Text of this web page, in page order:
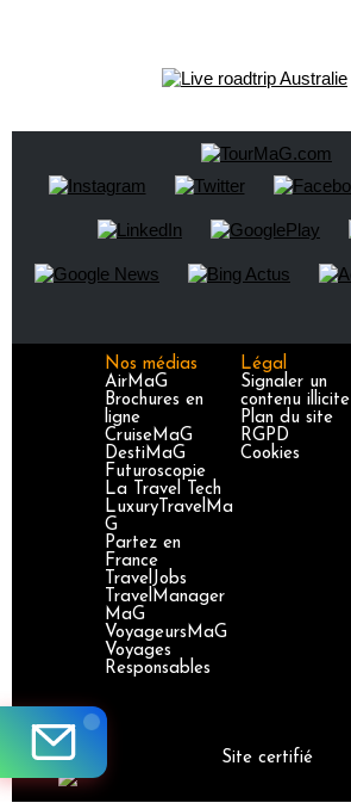
Nos médias
AirMaG
Brochures en
ligne
CruiseMaG
DestiMaG
Futuroscopie
La Travel Tech
LuxuryTravelMa
G
Partez en
France
TravelJobs
TravelManager
MaG
VoyageursMaG
Voyages
Responsables
Légal
Signaler un
contenu illicite
Plan du site
RGPD
Cookies
Site certifié